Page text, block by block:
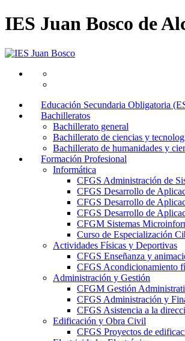
IES Juan Bosco de
Educación Secundaria Obligatoria
Bachilleratos
Bachillerato general
Bachillerato de ciencias y
Bachillerato de humanidades y
Formación Profesional
Informática
CFGS Administración de
CFGS Desarrollo de
CFGS Desarrollo de
CFGS Desarrollo de
CFGM Sistemas
Curso de Especialización
Actividades Físicas y Deportivas
CFGS Enseñanza y
CFGS Acondicionamiento
Administración y Gestión
CFGM Gestión
CFGS Administración y
CFGS Asistencia a la
Edificación y Obra Civil
CFGS Proyectos de